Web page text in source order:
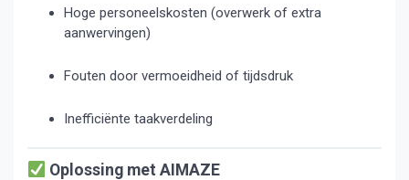
Hoge personeelskosten (overwerk of extra
aanwervingen)
Fouten door vermoeidheid of tijdsdruk
Inefficiënte taakverdeling
Oplossing met AIMAZE